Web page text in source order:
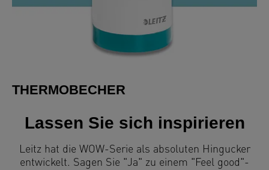
THERMOBECHER
Lassen Sie sich inspirieren
Leitz hat die WOW-Serie als absoluten Hingucker
entwickelt. Sagen Sie "Ja" zu einem "Feel good"-